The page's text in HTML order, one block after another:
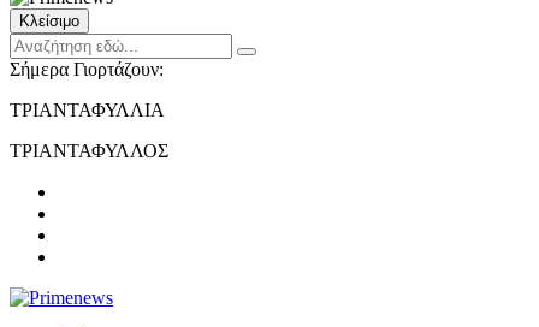
Κλείσιμο
Σήμερα Γιορτάζουν:
ΤΡΙΑΝΤΑΦΥΛΛΙΑ
ΤΡΙΑΝΤΑΦΥΛΛΟΣ